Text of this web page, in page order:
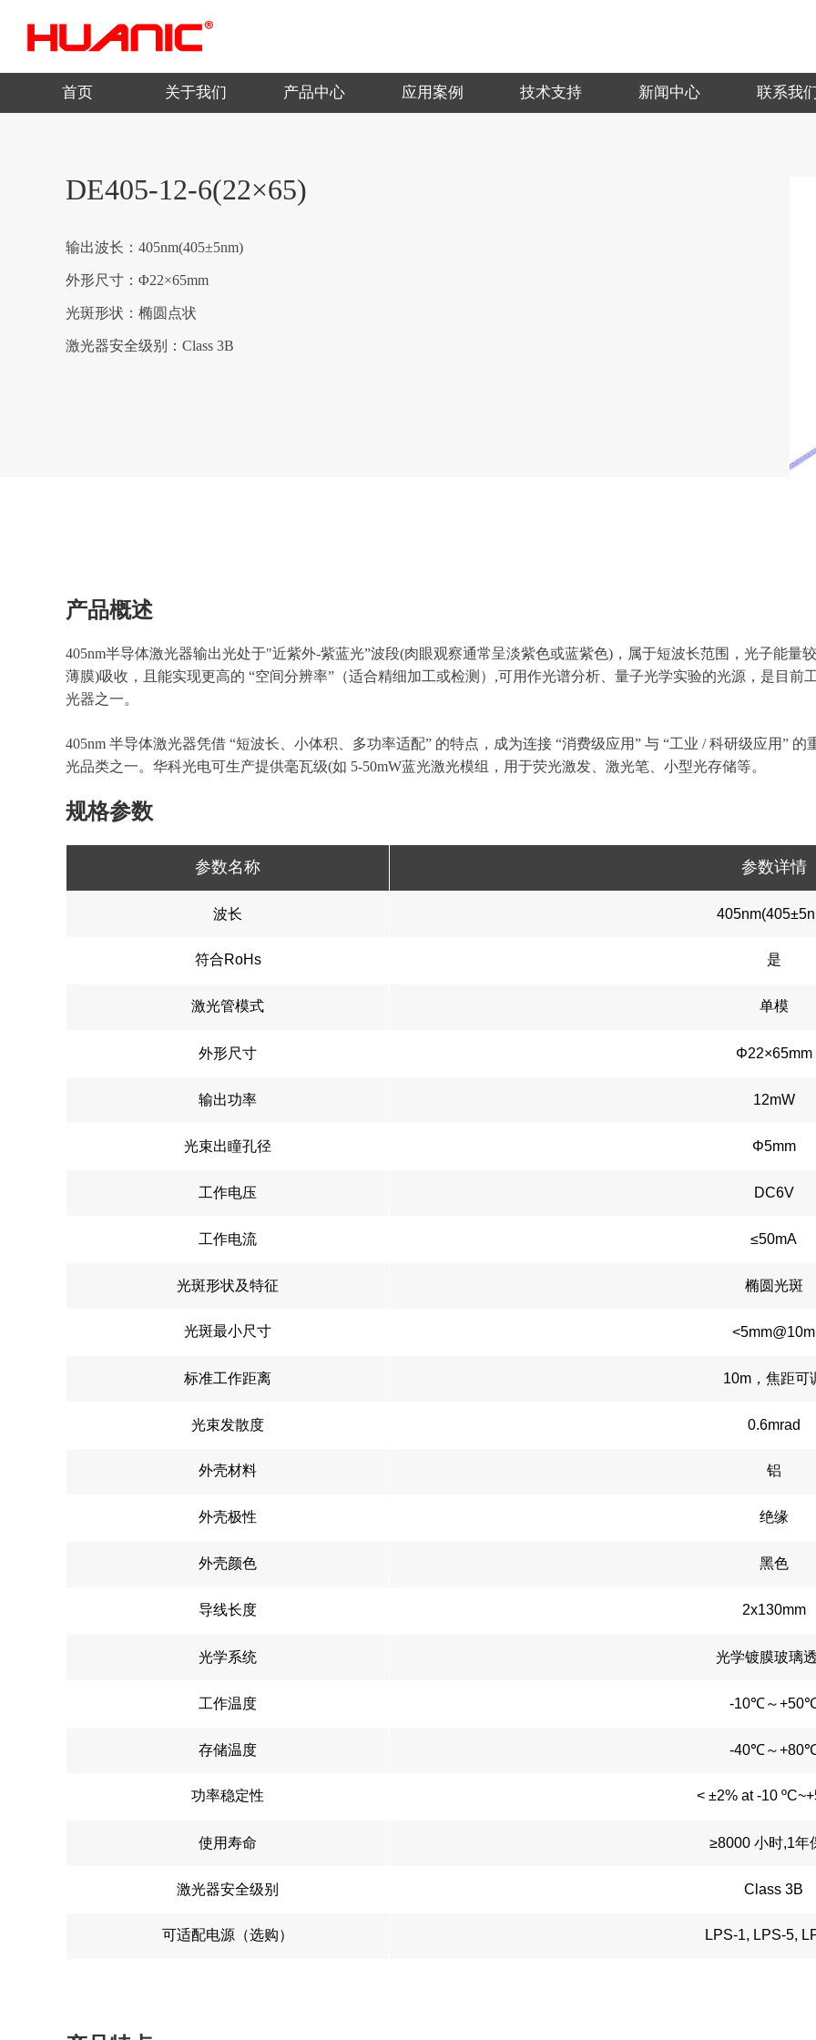
首页 关于我们 产品中心 应用案例 技术支持 新闻中心 联系我
DE405-12-6(22×65)
输出波长：405nm(405±5nm)
外形尺寸：Φ22×65mm
光斑形状：椭圆点状
激光器安全级别：Class 3B
产品概述
405nm半导体激光器输出光处于"近紫外-紫蓝光”波段(肉眼观察通常呈淡紫色或蓝紫色)，属于短波长范围，光子能量
薄膜)吸收，且能实现更高的 “空间分辨率”（适合精细加工或检测）,可用作光谱分析、量子光学实验的光源，是目
光器之一。
405nm 半导体激光器凭借 “短波长、小体积、多功率适配” 的特点，成为连接 “消费级应用” 与 “工业 / 科研级应用”
光品类之一。华科光电可生产提供毫瓦级(如 5-50mW蓝光激光模组，用于荧光激发、激光笔、小型光存储等。
规格参数
参数名称 参数详情
波长
符合RoHs 是
激光管模式 单模
外形尺寸 Φ22×65mm
输出功率 12mW
光束出瞳孔径 Φ5mm
工作电压 DC6V
工作电流 ≤50mA
光斑形状及特征 椭圆光斑
光斑最小尺寸 <5mm@10m
标准工作距离 10m，焦距可
光束发散度 0.6mrad
外壳材料 铝
外壳极性 绝缘
外壳颜色 黑色
导线长度 2x130mm
光学系统 光学镀膜玻璃
工作温度 -10℃～
存储温度 -40℃～
功率稳定性 < ±2% at -10
使用寿命 ≥8000 小时,1年
激光器安全级别 Class 3B
可适配电源（选购） LPS-1, LPS-5,